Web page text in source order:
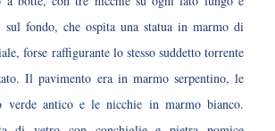
sul fondo, che ospita una statua in marmo di
forse raffigurante lo stesso suddetto torrente
Il pavimento era in marmo serpentino, le
verde antico e le nicchie in marmo bianco.